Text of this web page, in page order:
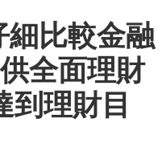
比較金融
全面理財
到理財目